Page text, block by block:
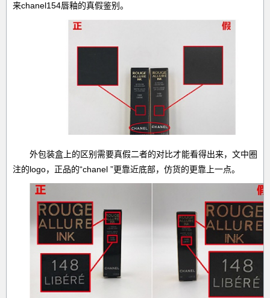
来chanel154唇釉的真假鉴别。
外包装盒上的区别需要真假二者的对比才能看得出来，文中圈
注的logo，正品的“chanel ”更靠近底部，仿货的更靠上一点。